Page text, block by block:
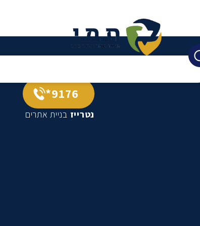
9176*
נטרייז בניית אתרים